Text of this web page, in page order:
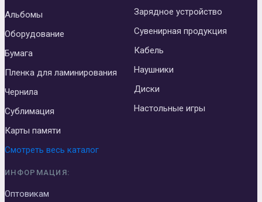
Альбомы
Оборудование
Бумага
Пленка для ламинирования
Чернила
Сублимация
Карты памяти
Зарядное устройство
Сувенирная продукция
Кабель
Наушники
Диски
Настольные игры
Смотреть весь каталог
ИНФОРМАЦИЯ:
Оптовикам